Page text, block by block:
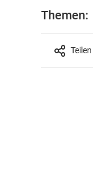
Themen:
Teilen